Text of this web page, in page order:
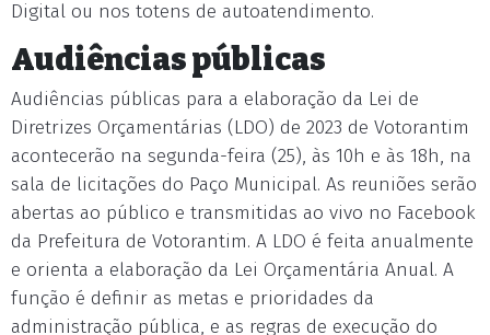
Digital ou nos totens de autoatendimento.
Audiências públicas
Audiências públicas para a elaboração da Lei de
Diretrizes Orçamentárias (LDO) de 2023 de Votorantim
acontecerão na segunda-feira (25), às 10h e às 18h, na
sala de licitações do Paço Municipal. As reuniões serão
abertas ao público e transmitidas ao vivo no Facebook
da Prefeitura de Votorantim. A LDO é feita anualmente
e orienta a elaboração da Lei Orçamentária Anual. A
função é definir as metas e prioridades da
administração pública, e as regras de execução do